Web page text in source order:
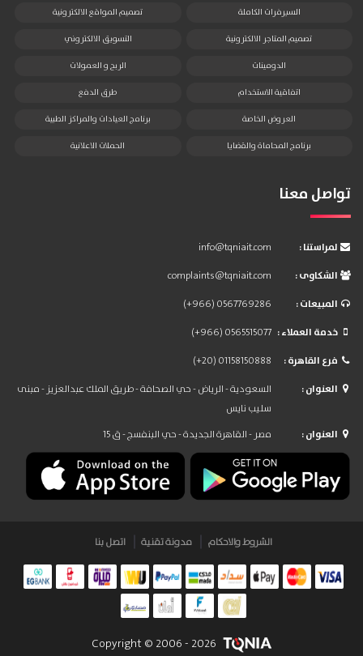
السيرفرات الكاملة تصميم المواقع الالكترونية
تصميم المتاجر الالكترونية التسويق الالكتروني
الدومينات الربح و العمولات
اتفاقية الاستخدام طرق الدفع
العروض الخاصة برنامج العيادات والمراكز الطبية
برنامج المحاماة والقضايا الحملات الاعلانية
تواصل معنا
: لمراستنا
info@tqniait.com
: الشكاوى
complaints@tqniait.com
: المبيعات
(+966) 0567769286
: خدمة العملاء
(+966) 0565515077
: فرع القاهرة
(+20) 01158150888
: العنوان
السعودية - الرياض - حي الصحافة - طريق الملك عبدالعزيز - مبنى
سليب نايس
: العنوان
مصر - القاهرة الجديدة - حي البنفسج - ق 15
الشروط والاحكام مدونة تقنية اتصل بنا
Copyright © 2006 - 2026